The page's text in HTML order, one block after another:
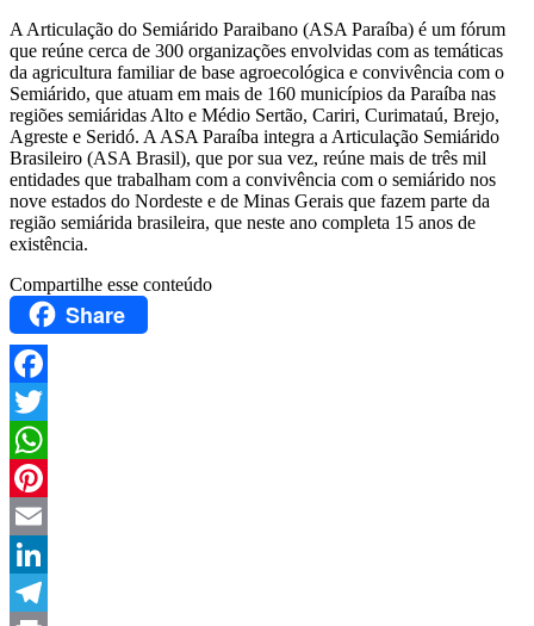
A Articulação do Semiárido Paraibano (ASA Paraíba) é um fórum
que reúne cerca de 300 organizações envolvidas com as temáticas
da agricultura familiar de base agroecológica e convivência com o
Semiárido, que atuam em mais de 160 municípios da Paraíba nas
regiões semiáridas Alto e Médio Sertão, Cariri, Curimataú, Brejo,
Agreste e Seridó. A ASA Paraíba integra a Articulação Semiárido
Brasileiro (ASA Brasil), que por sua vez, reúne mais de três mil
entidades que trabalham com a convivência com o semiárido nos
nove estados do Nordeste e de Minas Gerais que fazem parte da
região semiárida brasileira, que neste ano completa 15 anos de
existência.
Compartilhe esse conteúdo
Share
Facebook
Twitter
WhatsApp
Pinterest
Email
LinkedIn